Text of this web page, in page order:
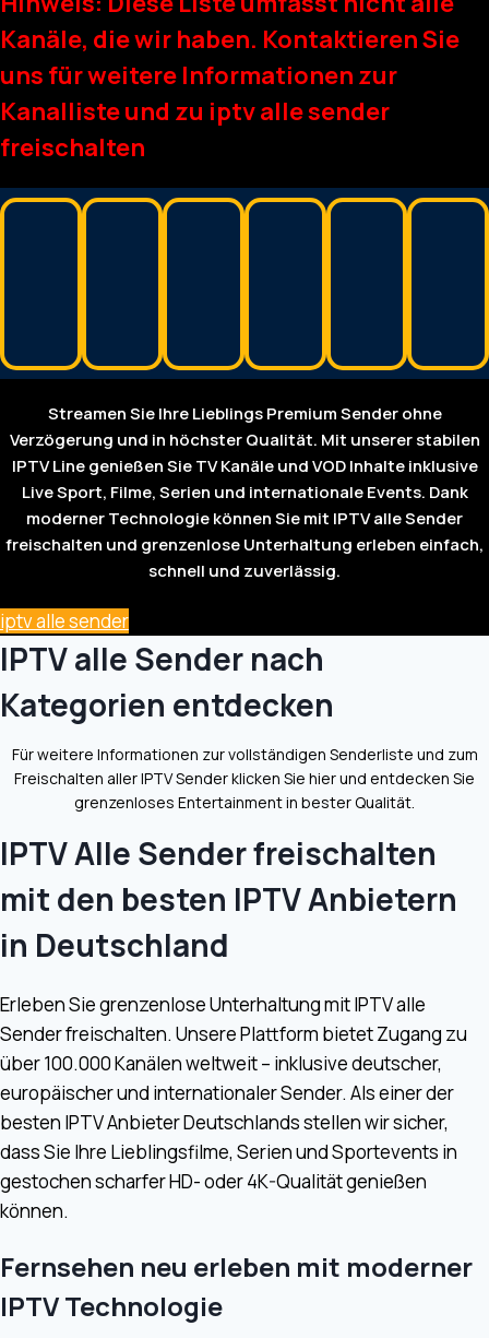
Kanäle, die wir haben. Kontaktieren Sie
uns für weitere Informationen zur
Kanalliste und zu iptv alle sender
freischalten
Streamen Sie Ihre Lieblings Premium Sender ohne
Verzögerung und in höchster Qualität. Mit unserer stabilen
IPTV Line genießen Sie TV Kanäle und VOD Inhalte inklusive
Live Sport, Filme, Serien und internationale Events. Dank
moderner Technologie können Sie mit IPTV alle Sender
freischalten und grenzenlose Unterhaltung erleben einfach,
schnell und zuverlässig.
iptv alle sender
IPTV alle Sender nach
Kategorien entdecken
Für weitere Informationen zur vollständigen Senderliste und zum
Freischalten aller IPTV Sender klicken Sie hier und entdecken Sie
grenzenloses Entertainment in bester Qualität.
IPTV Alle Sender freischalten
mit den besten IPTV Anbietern
in Deutschland
Erleben Sie grenzenlose Unterhaltung mit IPTV alle
Sender freischalten. Unsere Plattform bietet Zugang zu
über 100.000 Kanälen weltweit – inklusive deutscher,
europäischer und internationaler Sender. Als einer der
besten IPTV Anbieter Deutschlands stellen wir sicher,
dass Sie Ihre Lieblingsfilme, Serien und Sportevents in
gestochen scharfer HD- oder 4K-Qualität genießen
können.
Fernsehen neu erleben mit moderner
IPTV Technologie